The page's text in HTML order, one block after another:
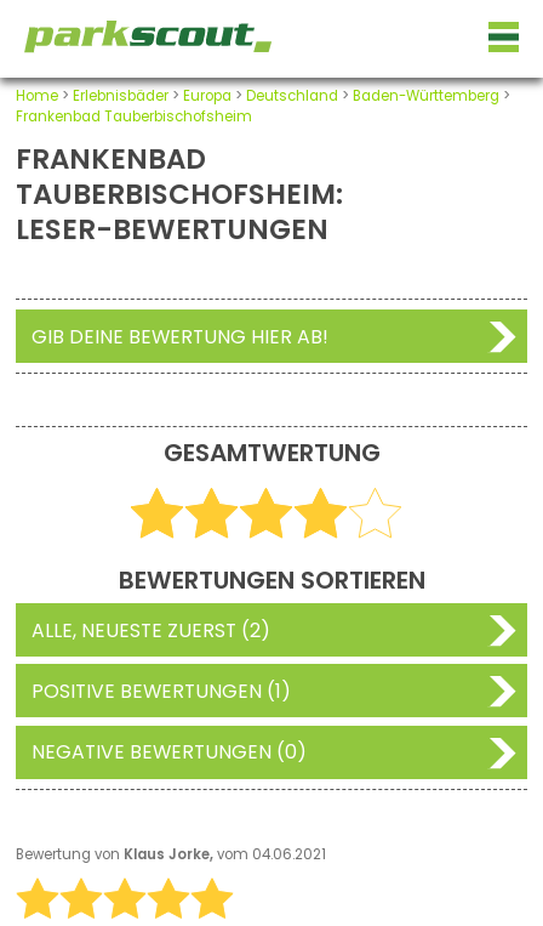
Home> Erlebnisbäder> Europa > Deutschland > Baden-Württemberg >
Frankenbad Tauberbischofsheim
FRANKENBAD
TAUBERBISCHOFSHEIM:
LESER-BEWERTUNGEN
GIB DEINE BEWERTUNG HIER AB!
GESAMTWERTUNG
BEWERTUNGEN SORTIEREN
ALLE, NEUESTE ZUERST (2)
POSITIVE BEWERTUNGEN (1)
NEGATIVE BEWERTUNGEN (0)
Bewertung von Klaus Jorke,vom 04.06.2021